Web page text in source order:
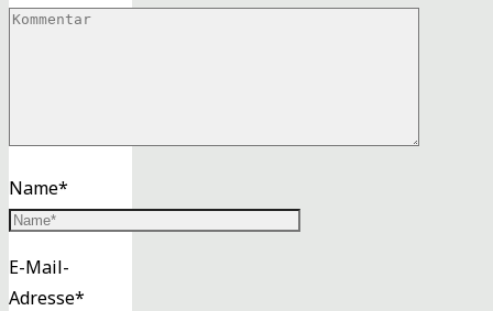
Name*
E-Mail-
Adresse*